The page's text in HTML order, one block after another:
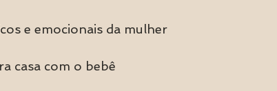
e emocionais da mulher
casa com o bebê